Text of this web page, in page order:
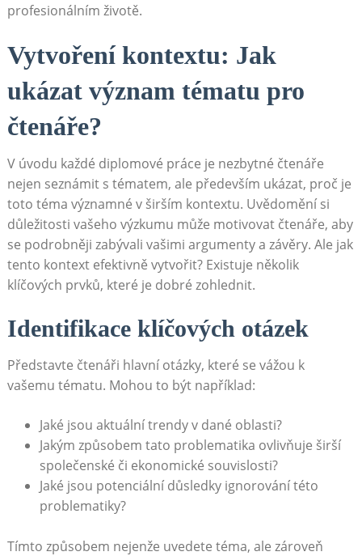
profesionálním životě.
Vytvoření kontextu: Jak
ukázat význam tématu pro ​
čtenáře?
V úvodu každé diplomové⁢ práce je ⁤nezbytné ​čtenáře⁣
nejen ⁤seznámit‌ s tématem, ale ⁤především ⁢ukázat, proč je
⁣toto ⁤téma významné v širším kontextu. Uvědomění si
důležitosti vašeho výzkumu‌ může motivovat‌ čtenáře, aby
se podrobněji zabývali vašimi argumenty a závěry. Ale jak
tento kontext efektivně vytvořit? Existuje​ několik
klíčových prvků,‍ které je dobré zohlednit.
Identifikace ​klíčových otázek
Představte čtenáři hlavní otázky, které se vážou k‍
vašemu tématu. Mohou to být například:
Jaké jsou⁤ aktuální trendy ⁤v dané oblasti?
Jakým způsobem tato problematika ovlivňuje ⁣širší
⁢společenské či ekonomické souvislosti?
Jaké jsou potenciální důsledky ignorování této⁢
problematiky?
Tímto‌ způsobem⁢ nejenže uvedete téma, ale⁤ zároveň